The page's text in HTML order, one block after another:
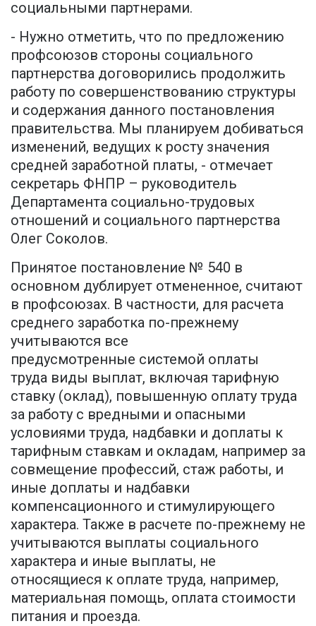
социальными партнерами.
- Нужно отметить, что по предложению
профсоюзов стороны социального
партнерства договорились продолжить
работу по совершенствованию структуры
и содержания данного постановления
правительства. Мы планируем добиваться
изменений, ведущих к росту значения
средней заработной платы, - отмечает
секретарь ФНПР – руководитель
Департамента социально-трудовых
отношений и социального партнерства
Олег Соколов.
Принятое постановление № 540 в
основном дублирует отмененное, считают
в профсоюзах. В частности, для расчета
среднего заработка по-прежнему
учитываются все
предусмотренные системой оплаты
труда виды выплат, включая тарифную
ставку (оклад), повышенную оплату труда
за работу с вредными и опасными
условиями труда, надбавки и доплаты к
тарифным ставкам и окладам, например за
совмещение профессий, стаж работы, и
иные доплаты и надбавки
компенсационного и стимулирующего
характера. Также в расчете по-прежнему не
учитываются выплаты социального
характера и иные выплаты, не
относящиеся к оплате труда, например,
материальная помощь, оплата стоимости
питания и проезда.